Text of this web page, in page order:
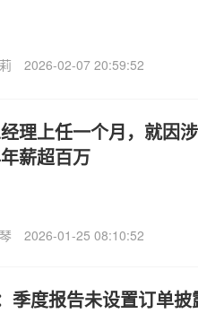
2026-02-07 20:59:52
理上任一个月，就因
薪超百万
2026-01-25 08:10:52
季度报告未设置订单披